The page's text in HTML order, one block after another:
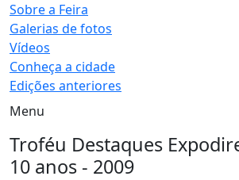
Sobre a Feira
Galerias de fotos
Vídeos
Conheça a cidade
Edições anteriores
Menu
Troféu Destaques
10 anos - 2009